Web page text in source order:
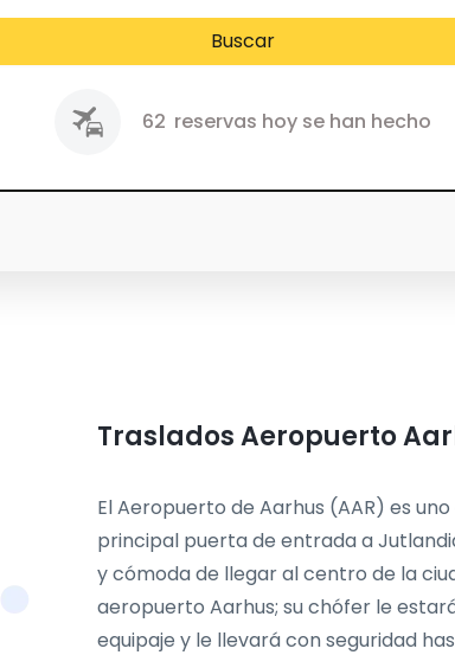
Buscar
62 reservas hoy se han hecho
Traslados Aeropuerto
El Aeropuerto de Aarhus (AAR) es
principal puerta de entrada a
y cómoda de llegar al centro de la
aeropuerto Aarhus; su chófer le
equipaje y le llevará con seguridad